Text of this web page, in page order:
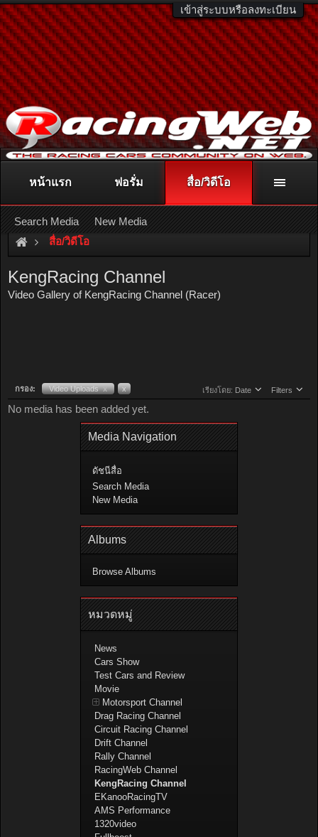
เข้าสู่ระบบหรือลงทะเบียน
ติดต่อลงโฆษณา racingweb@gmail.comหรือโทร. 081-811-1138
หรืออ่านรายละเอียดเพิ่มเติม คลิกที่นี่
สื่อ/วิดีโอ
KengRacing Channel
Video Gallery of KengRacing Channel (Racer)
กรอง: Video Uploads x x เรียงโดย: Date Filters
No media has been added yet.
Media Navigation
ดัชนีสื่อ
Search Media
New Media
Albums
Browse Albums
หมวดหมู่
News
Cars Show
Test Cars and Review
Movie
Motorsport Channel
Drag Racing Channel
Circuit Racing Channel
Drift Channel
Rally Channel
RacingWeb Channel
KengRacing Channel
EKanooRacingTV
AMS Performance
1320video
หน้าแรก ฟอรั่ม สื่อ/วิดีโอ
Search Media New Media